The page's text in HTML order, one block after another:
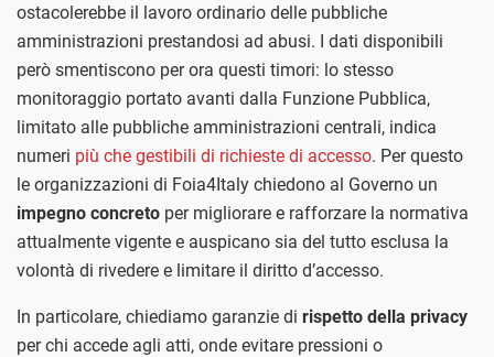
ostacolerebbe il lavoro ordinario delle pubbliche
amministrazioni prestandosi ad abusi. I dati disponibili
però smentiscono per ora questi timori: lo stesso
monitoraggio portato avanti dalla Funzione Pubblica,
limitato alle pubbliche amministrazioni centrali, indica
numeri più che gestibili di richieste di accesso. Per questo
le organizzazioni di Foia4Italy chiedono al Governo un
impegno concreto per migliorare e rafforzare la normativa
attualmente vigente e auspicano sia del tutto esclusa la
volontà di rivedere e limitare il diritto d’accesso.
In particolare, chiediamo garanzie di rispetto della privacy
per chi accede agli atti, onde evitare pressioni o